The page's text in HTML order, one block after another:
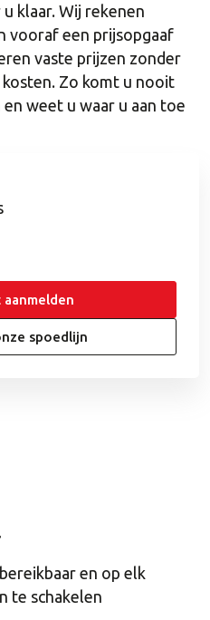
klaar. Wij rekenen
vooraf een prijsopgaaf
vaste prijzen zonder
Zo komt u nooit
weet u waar u aan toe
aanmelden
spoedlijn
en op elk
te schakelen